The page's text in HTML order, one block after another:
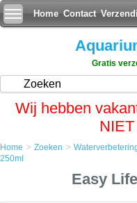
Home Contact
Gratis
Wij hebben
Waterverbetering
Home > Zoeken >
250ml
Easy